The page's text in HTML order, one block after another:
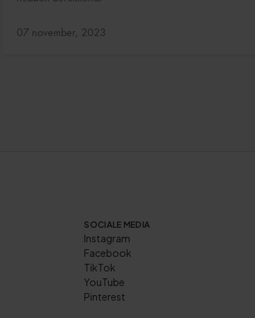
Bijgewerkt:
07 november, 2023
SOCIALE MEDIA
Instagram
Facebook
TikTok
YouTube
Pinterest